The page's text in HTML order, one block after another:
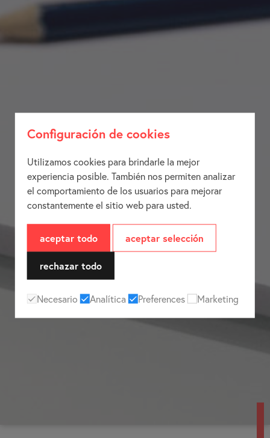
Configuración de cookies
Utilizamos cookies para brindarle la mejor
experiencia posible. También nos permiten analizar
el comportamiento de los usuarios para mejorar
constantemente el sitio web para usted.
aceptar todo aceptar selección
rechazar todo
Necesario Analítica Preferences Marketing